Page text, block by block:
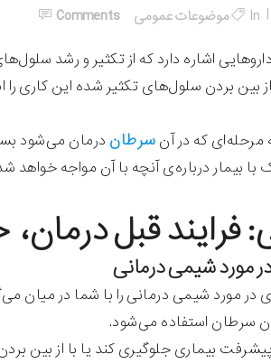
In موضوعات عمومی Comments
اشاره دارد که از تکثیر و رشد
بین بردن سلول‌های تکثیر شده این کاری
که در آن سرطان درمان می‌شود
بیمار درباره‌ی آنچه با آن مواجه
قبل درمان،
در مورد شیمی‌ درمانی را با شما در میان
سرطان استفاده می‌شود.
بیماری جلوگیری کند یا با از بین